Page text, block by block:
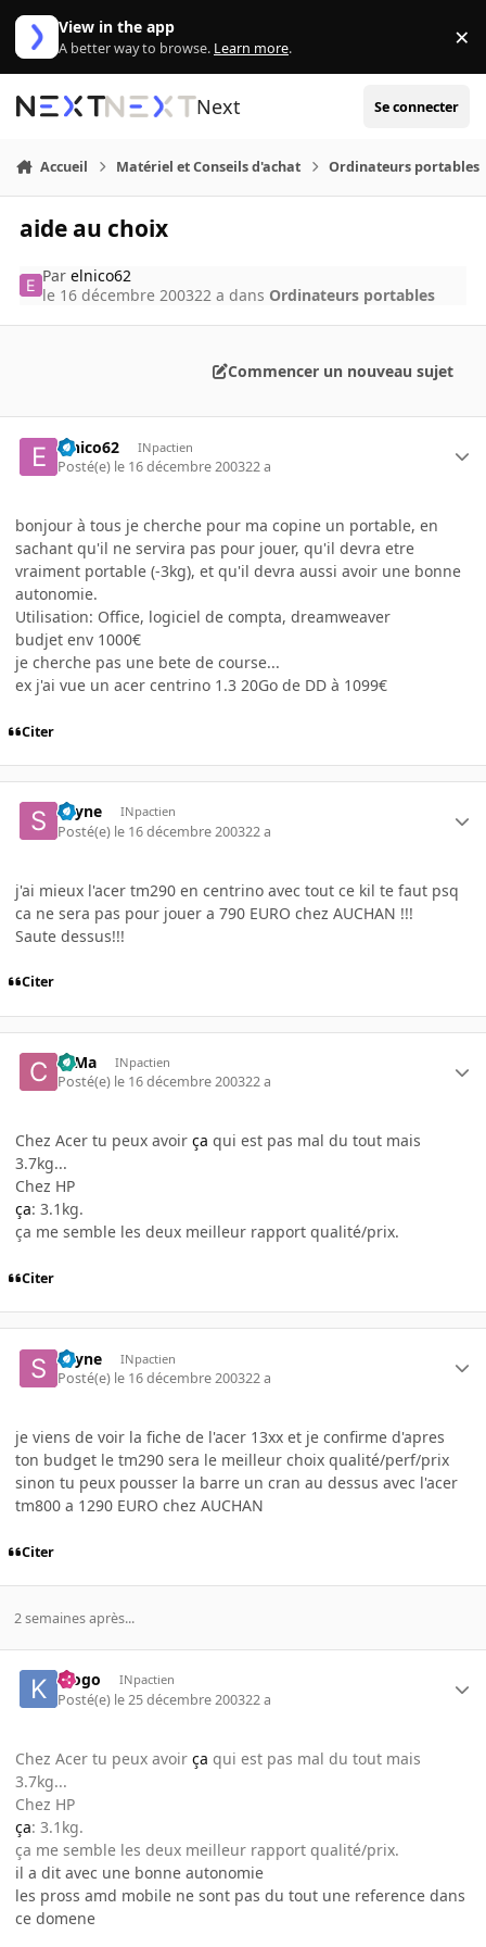
Aller au contenu
View in the app
A better way to browse. Learn more. ×
Next Se connecter
Accueil Matériel et Conseils d'achat Ordinateurs portables
aide au choix
Parelnico62
le 16 décembre 200322 a dans Ordinateurs portables
Commencer un nouveau sujet
elnico62 INpactien
Posté(e) le 16 décembre 200322 a
bonjour à tous je cherche pour ma copine un portable, en
sachant qu'il ne servira pas pour jouer, qu'il devra etre
vraiment portable (-3kg), et qu'il devra aussi avoir une bonne
autonomie.
Utilisation: Office, logiciel de compta, dreamweaver
budjet env 1000€
je cherche pas une bete de course...
ex j'ai vue un acer centrino 1.3 20Go de DD à 1099€
Citer
spyne INpactien
Posté(e) le 16 décembre 200322 a
j'ai mieux l'acer tm290 en centrino avec tout ce kil te faut psq
ca ne sera pas pour jouer a 790 EURO chez AUCHAN !!!
Saute dessus!!!
Citer
c0Ma INpactien
Posté(e) le 16 décembre 200322 a
Chez Acer tu peux avoir ça qui est pas mal du tout mais
3.7kg...
Chez HP
ça: 3.1kg.
ça me semble les deux meilleur rapport qualité/prix.
Citer
spyne INpactien
Posté(e) le 16 décembre 200322 a
je viens de voir la fiche de l'acer 13xx et je confirme d'apres
ton budget le tm290 sera le meilleur choix qualité/perf/prix
sinon tu peux pousser la barre un cran au dessus avec l'acer
tm800 a 1290 EURO chez AUCHAN
Citer
2 semaines après...
klogo INpactien
Posté(e) le 25 décembre 200322 a
Chez Acer tu peux avoir ça qui est pas mal du tout mais
3.7kg...
Chez HP
ça: 3.1kg.
ça me semble les deux meilleur rapport qualité/prix.
il a dit avec une bonne autonomie
les pross amd mobile ne sont pas du tout une reference dans
ce domene